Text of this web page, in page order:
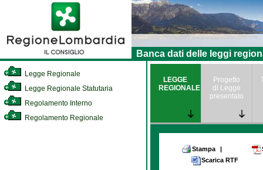
Banca dati delle leggi
Legge Regionale
Legge Regionale Statutaria
Regolamento Interno
Regolamento Regionale
LEGGE
REGIONALE
Progetto
di Legge
presentato
Stampa |
Scarica RTF